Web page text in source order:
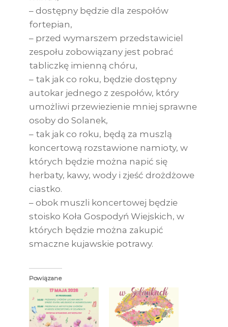
– dostępny będzie dla zespołów
fortepian,
– przed wymarszem przedstawiciel
zespołu zobowiązany jest pobrać
tabliczkę imienną chóru,
– tak jak co roku, będzie dostępny
autokar jednego z zespołów, który
umożliwi przewiezienie mniej sprawne
osoby do Solanek,
– tak jak co roku, będą za muszlą
koncertową rozstawione namioty, w
których będzie można napić się
herbaty, kawy, wody i zjeść drożdżowe
ciastko.
– obok muszli koncertowej będzie
stoisko Koła Gospodyń Wiejskich, w
których będzie można zakupić
smaczne kujawskie potrawy.
Powiązane